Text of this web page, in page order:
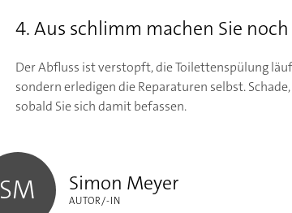
4. Aus schlimm machen Sie
Der Abfluss ist verstopft, die Toilettenspülung
sondern erledigen die Reparaturen selbst.
sobald Sie sich damit befassen.
SM Simon Meyer
AUTOR/-IN